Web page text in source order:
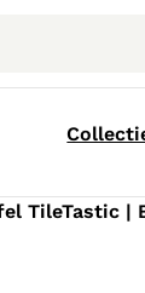
TileTastic |